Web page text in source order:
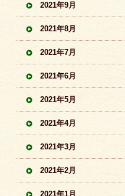
2021年9月
2021年8月
2021年7月
2021年6月
2021年5月
2021年4月
2021年3月
2021年2月
2021年1月